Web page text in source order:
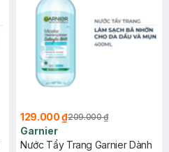
129.000 ₫209.000 ₫
Garnier
Nước Tẩy Trang Garnier Dành